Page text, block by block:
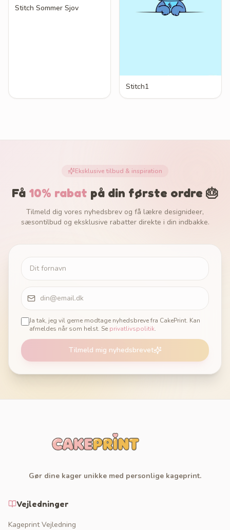
Stitch Sommer Sjov
Stitch1
Eksklusive tilbud & inspiration
Få 10% rabat på din første ordre 🎂
Tilmeld dig vores nyhedsbrev og få lækre designideer,
sæsontilbud og eksklusive rabatter direkte i din indbakke.
Ja tak, jeg vil gerne modtage nyhedsbreve fra CakePrint. Kan
afmeldes når som helst. Se privatlivspolitik.
Tilmeld mig nyhedsbrevet
Gør dine kager unikke med personlige kageprint.
Vejledninger
Kageprint Vejledning